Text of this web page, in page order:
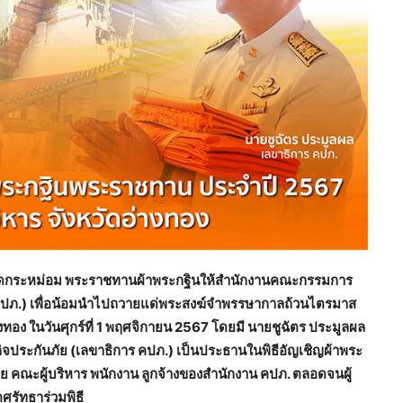
ระหม่อม พระราชทานผ้าพระกฐินให้สำนักงานคณะกรรมการ
.) เพื่อน้อมนำไปถวายแด่พระสงฆ์จำพรรษากาลถ้วนไตรมาส
อง ในวันศุกร์ที่ 1 พฤศจิกายน 2567 โดยมี นายชูฉัตร ประมูลผล
ประกันภัย (เลขาธิการ คปภ.) เป็นประธานในพิธีอัญเชิญผ้าพระ
คณะผู้บริหาร พนักงาน ลูกจ้างของสำนักงาน คปภ. ตลอดจนผู้
รัทธาร่วมพิธี